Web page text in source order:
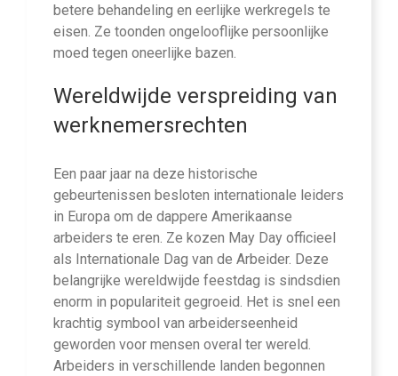
betere behandeling en eerlijke werkregels te
eisen. Ze toonden ongelooflijke persoonlijke
moed tegen oneerlijke bazen.
Wereldwijde verspreiding van
werknemersrechten
Een paar jaar na deze historische
gebeurtenissen besloten internationale leiders
in Europa om de dappere Amerikaanse
arbeiders te eren. Ze kozen May Day officieel
als Internationale Dag van de Arbeider. Deze
belangrijke wereldwijde feestdag is sindsdien
enorm in populariteit gegroeid. Het is snel een
krachtig symbool van arbeiderseenheid
geworden voor mensen overal ter wereld.
Arbeiders in verschillende landen begonnen